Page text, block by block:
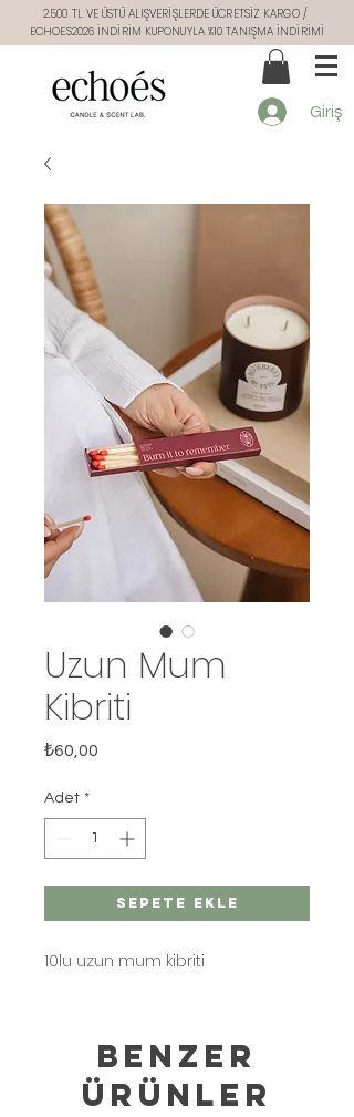
2.500 TL VE ÜSTÜ ALIŞVERİŞLERDE ÜCRETSİZ KARGO /
ECHOES2026 İNDİRİM KUPONUYLA %10 TANIŞMA İNDİRİMİ
Giriş
Uzun Mum
Kibriti
₺60,00
Adet *
Sepete Ekle
10lu uzun mum kibriti
Benzer
Ürünler